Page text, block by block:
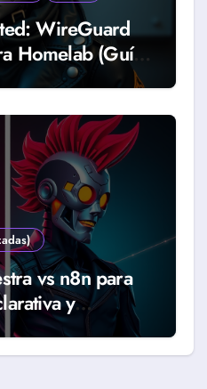
WireGuard
Homelab (Guía
vs n8n para
y
2026)